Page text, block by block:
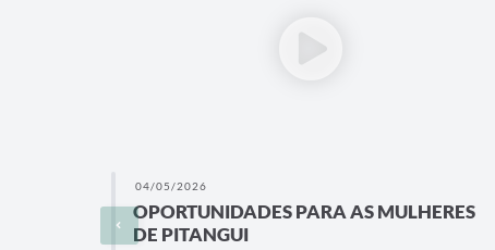
04/05/2026
OPORTUNIDADES PARA AS MULHERES
DE PITANGUI